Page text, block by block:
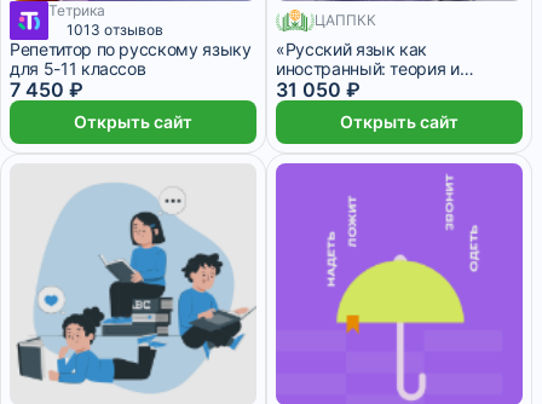
7 450 ₽/мес
Тетрика
1013 отзывов
Репетитор по русскому языку
для 5-11 классов
7 450 ₽
Открыть сайт
520 месяцев
ЦАППКК
«Русский язык как
иностранный: теория и
методика преподавания с
учетом ФГОС» с присвоением
квалификации «Учитель
русского языка как
иностранного. Преподаватель
иностранного»
31 050 ₽
Открыть сайт